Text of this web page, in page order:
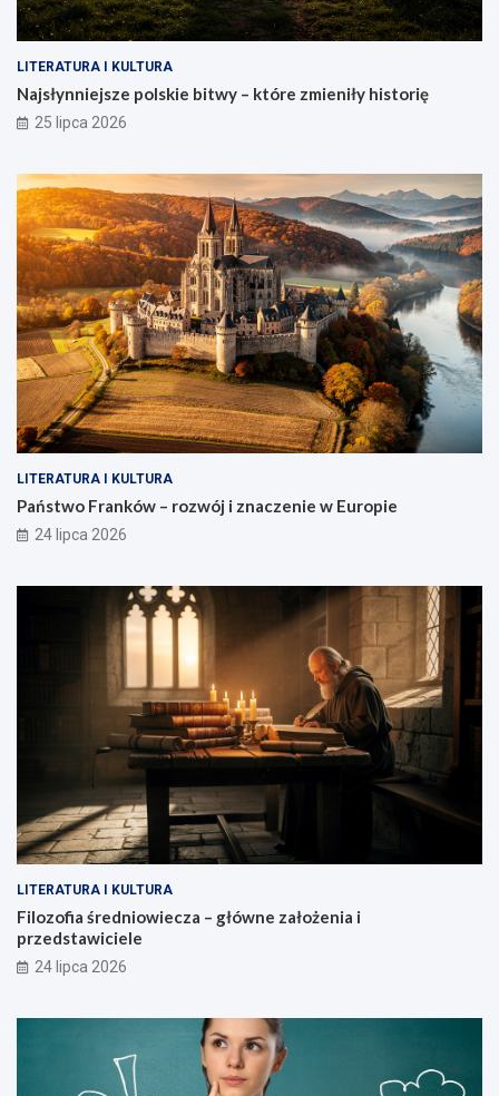
LITERATURA I KULTURA
Najsłynniejsze polskie bitwy – które zmieniły historię
25 lipca 2026
LITERATURA I KULTURA
Państwo Franków – rozwój i znaczenie w Europie
24 lipca 2026
LITERATURA I KULTURA
Filozofia średniowiecza – główne założenia i
przedstawiciele
24 lipca 2026